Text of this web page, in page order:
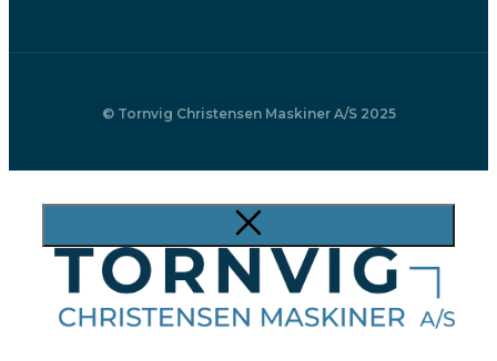
© Tornvig Christensen Maskiner A/S 2025